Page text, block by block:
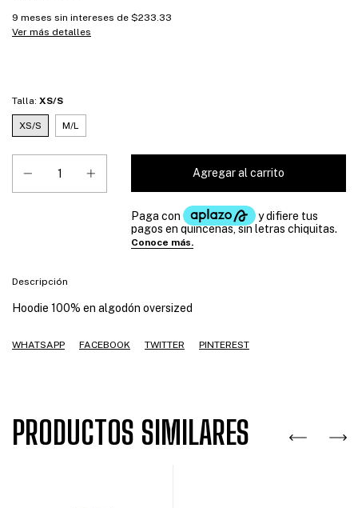
9 meses sin intereses de $233.33
Ver más detalles
Talla: XS/S
XS/S M/L
Descripción
Hoodie 100% en algodón oversized
WHATSAPP FACEBOOK TWITTER PINTEREST
PRODUCTOS SIMILARES